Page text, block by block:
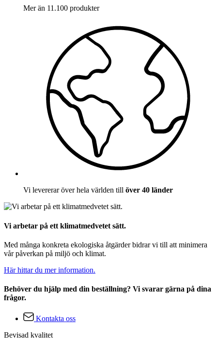
Mer än 11.100 produkter
Vi levererar över hela världen till över 40 länder
Vi arbetar på ett klimatmedvetet sätt.
Med många konkreta ekologiska åtgärder bidrar vi till att minimera
vår påverkan på miljö och klimat.
Här hittar du mer information.
Behöver du hjälp med din beställning? Vi svarar gärna på dina
frågor.
Kontakta oss
Bevisad kvalitet